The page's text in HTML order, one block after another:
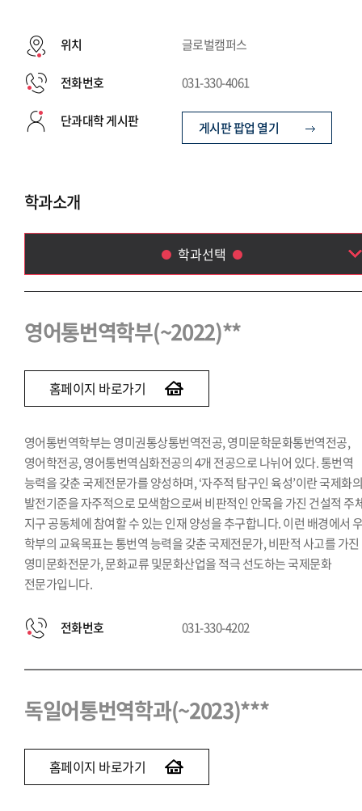
위치 글로벌캠퍼스
전화번호 031-330-4061
단과대학 게시판 게시판 팝업 열기
학과소개
학과선택
영어통번역학부(~2022)
스페인어통번역학과(~2023)
중국어통번역학과(~2022)
일본어통번역학과(~2022)
말레이·인도네시아어통번역학과(~2023)
태국어통번역학과(~2022)
영어통번역학부(~2022)**
홈페이지 바로가기
영어통번역학부는 영미권통상통번역전공, 영미문학문화통번역전공,
영어학전공, 영어통번역심화전공의 4개 전공으로 나뉘어 있다. 통번역
능력을 갖춘 국제전문가를 양성하며, ‘자주적 탐구인 육성’이란 국제화
발전기준을 자주적으로 모색함으로써 비판적인 안목을 가진 건설적 주
지구 공동체에 참여할 수 있는 인재 양성을 추구합니다. 이런 배경에서
학부의 교육목표는 통번역 능력을 갖춘 국제전문가, 비판적 사고를 가진
영미문화전문가, 문화교류 및문화산업을 적극 선도하는 국제문화
전문가입니다.
전화번호 031-330-4202
독일어통번역학과(~2023)***
홈페이지 바로가기